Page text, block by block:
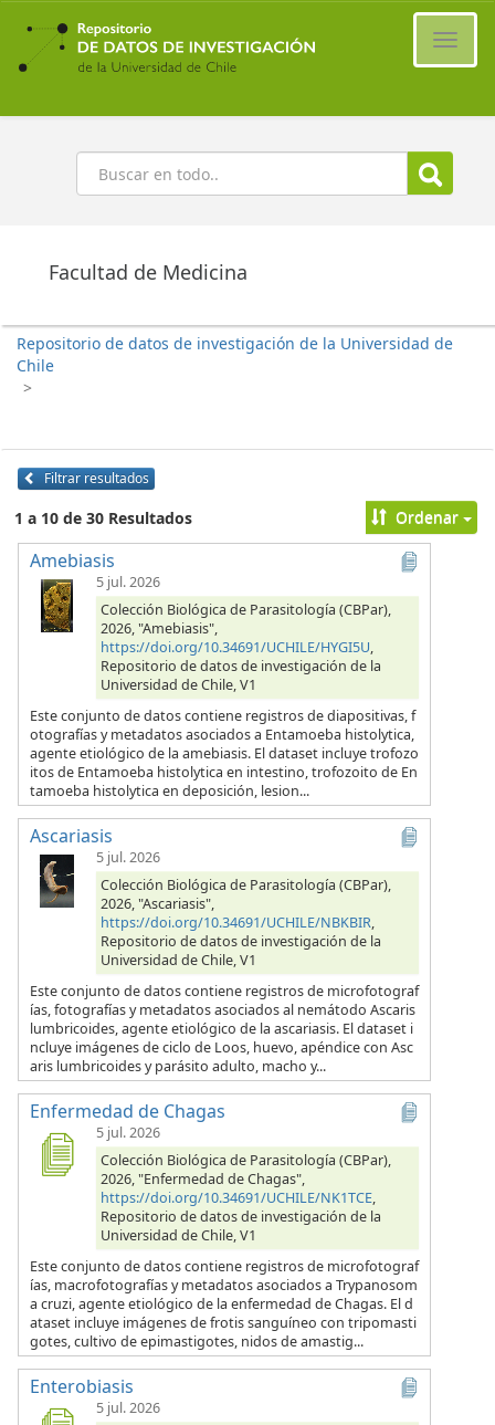
Ir
contenido
principal
Buscar
Facultad de Medicina
Repositorio de datos de investigación de la Universidad de
Chile
>
Filtrar resultados
1 a 10 de 30 Resultados Ordenar
Amebiasis
5 jul. 2026
Colección Biológica de Parasitología (CBPar),
2026, "Amebiasis",
https://doi.org/10.34691/UCHILE/HYGI5U,
Repositorio de datos de investigación de la
Universidad de Chile, V1
Este conjunto de datos contiene registros de diapositivas, f
otografías y metadatos asociados a Entamoeba histolytica,
agente etiológico de la amebiasis. El dataset incluye trofozo
itos de Entamoeba histolytica en intestino, trofozoito de En
tamoeba histolytica en deposición, lesion...
Ascariasis
5 jul. 2026
Colección Biológica de Parasitología (CBPar),
2026, "Ascariasis",
https://doi.org/10.34691/UCHILE/NBKBIR,
Repositorio de datos de investigación de la
Universidad de Chile, V1
Este conjunto de datos contiene registros de microfotograf
ías, fotografías y metadatos asociados al nemátodo Ascaris
lumbricoides, agente etiológico de la ascariasis. El dataset i
ncluye imágenes de ciclo de Loos, huevo, apéndice con Asc
aris lumbricoides y parásito adulto, macho y...
Enfermedad de Chagas
5 jul. 2026
Colección Biológica de Parasitología (CBPar),
2026, "Enfermedad de Chagas",
https://doi.org/10.34691/UCHILE/NK1TCE,
Repositorio de datos de investigación de la
Universidad de Chile, V1
Este conjunto de datos contiene registros de microfotograf
ías, macrofotografías y metadatos asociados a Trypanosom
a cruzi, agente etiológico de la enfermedad de Chagas. El d
ataset incluye imágenes de frotis sanguíneo con tripomasti
gotes, cultivo de epimastigotes, nidos de amastig...
Enterobiasis
5 jul. 2026